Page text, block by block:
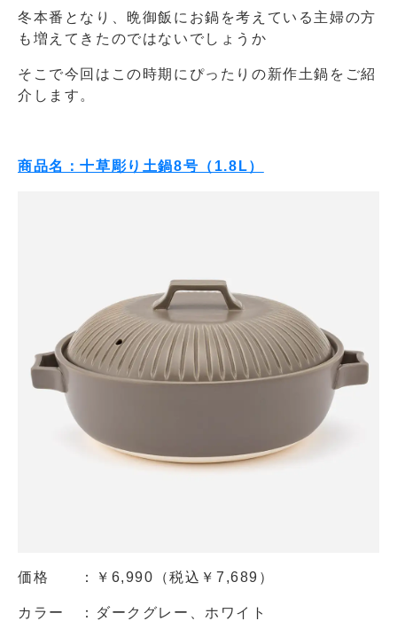
冬本番となり、晩御飯にお鍋を考えている主婦の方
も増えてきたのではないでしょうか
そこで今回はこの時期にぴったりの新作土鍋をご紹
介します。
商品名：十草彫り土鍋8号（1.8L）
価格 ：￥6,990（税込￥7,689）
カラー ：ダークグレー、ホワイト